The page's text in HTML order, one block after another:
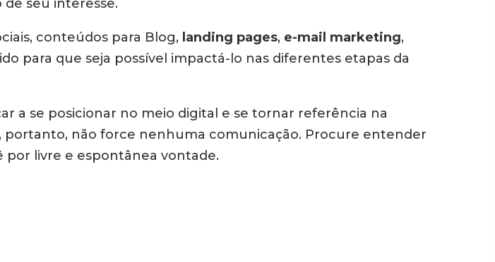
de seu interesse.
conteúdos para Blog, landing pages, e-mail marketing,
para que seja possível impactá-lo nas diferentes etapas da
a se posicionar no meio digital e se tornar referência na
não force nenhuma comunicação. Procure entender
por livre e espontânea vontade.